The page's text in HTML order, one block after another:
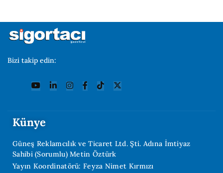
Bizi takip edin:
Künye
Güneş Reklamcılık ve Ticaret Ltd. Şti. Adına İmtiyaz
Sahibi (Sorumlu) Metin Öztürk
Yayın Koordinatörü: Feyza Nimet Kırmızı